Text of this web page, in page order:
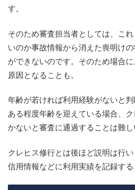
す。
そのため審査担当者としては、こ
いのか事故情報から消えた喪明け
ができないのです。そのため場合
原因となることも。
年齢が若ければ利用経験がないと判
ある程度年齢を迎えている場合、
かないと審査に通過することは難し
クレヒス修行とは後ほど説明は行
信用情報などに利用実績を記録する